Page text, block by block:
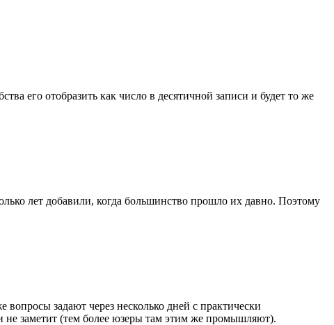
его отобразить как число в десятичной записи и будет то же
лет добавили, когда большинство прошло их давно. Поэтому
задают через несколько дней с практически
заметит (тем более юзеры там этим же промышляют).